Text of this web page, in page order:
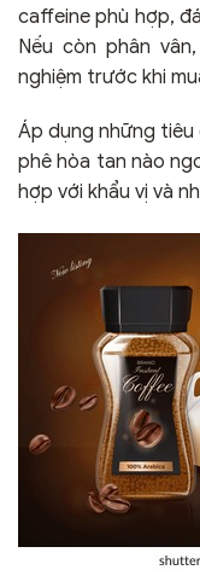
caffeine phù hợp,
Nếu còn phân
nghiệm trước khi
Áp dụng những tiêu
phê hòa tan nào
hợp với khẩu vị và